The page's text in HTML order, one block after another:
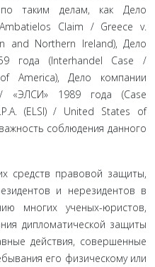
таким делам, как Дело
Claim / Greece v.
and Northern Ireland), Дело
года (Interhandel Case /
America), Дело компании
/ «ЭЛСИ» 1989 года (Case
(ELSI) / United States of
соблюдения данного
средств правовой защи­ты,
и нерезидентов в
многих ученых-юристов,
дипломатической защиты
действия, совершенные
его физическому или